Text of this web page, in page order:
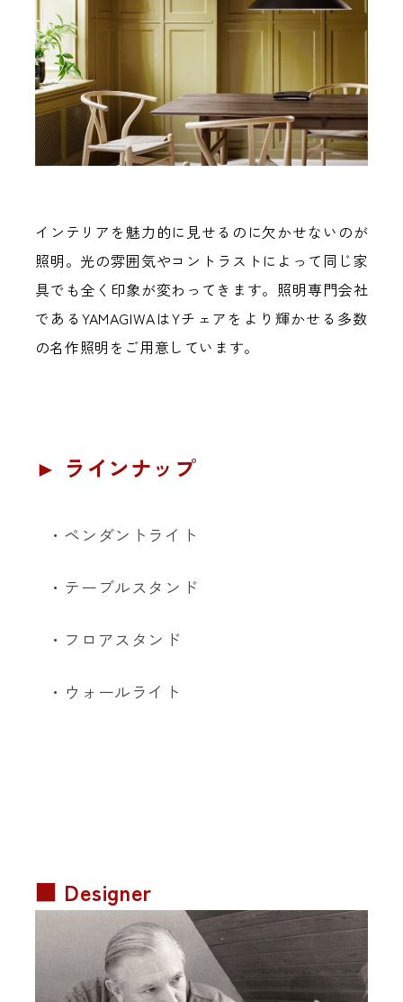
インテリアを魅力的に見せるのに欠かせないのが
照明。光の雰囲気やコントラストによって同じ家
具でも全く印象が変わってきます。照明専門会社
であるYAMAGIWAはYチェアをより輝かせる多数
の名作照明をご用意しています。
► ラインナップ
・ペンダントライト
・テーブルスタンド
・フロアスタンド
・ウォールライト
■ Designer